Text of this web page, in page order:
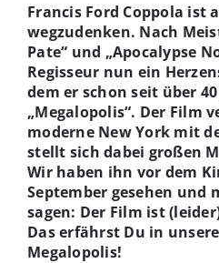
Francis Ford Coppola ist
wegzudenken. Nach
Pate“ und „Apocalypse
Regisseur nun ein
dem er schon seit über
„Megalopolis“. Der Film
moderne New York mit
stellt sich dabei großen
Wir haben ihn vor dem
September gesehen und
sagen: Der Film ist
Das erfährst Du in
Megalopolis!